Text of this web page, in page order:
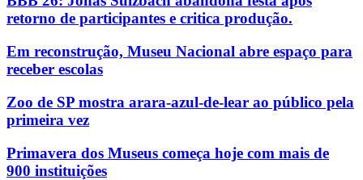
retorno de participantes e critica produção.
Em reconstrução, Museu Nacional abre espaço para
receber escolas
Zoo de SP mostra arara-azul-de-lear ao público pela
primeira vez
Primavera dos Museus começa hoje com mais de
900 instituições